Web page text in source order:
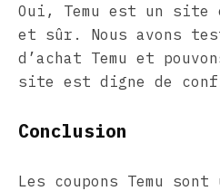
Oui, Temu est un site
et sûr. Nous avons
d’achat Temu et
site est digne de
Conclusion
Les coupons Temu